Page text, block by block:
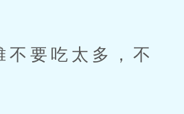
要吃太多，不